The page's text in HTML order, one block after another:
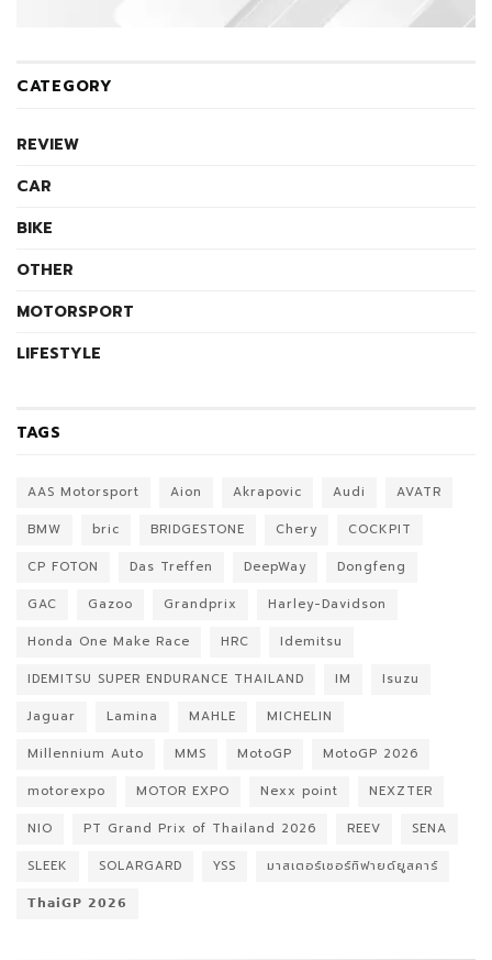
CATEGORY
REVIEW
CAR
BIKE
OTHER
MOTORSPORT
LIFESTYLE
TAGS
AAS Motorsport Aion Akrapovic Audi
AVATR
BMW
bric BRIDGESTONE Chery
COCKPIT
CP FOTON
Das Treffen DeepWay
Dongfeng
GAC
Gazoo Grandprix
Harley-Davidson
Honda One Make Race
HRC
Idemitsu
IDEMITSU SUPER ENDURANCE THAILAND
IM
Isuzu
Jaguar
Lamina MAHLE
MICHELIN
Millennium Auto
MMS MotoGP
MotoGP 2026
motorexpo
MOTOR EXPO Nexx point
NEXZTER
NIO
PT Grand Prix of Thailand 2026 REEV
SENA
SLEEK
SOLARGARD YSS
มาสเตอร์เซอร์ทิฟายด์ยูสคาร์
𝗧𝗵𝗮𝗶𝗚𝗣 𝟮𝟬𝟮𝟲